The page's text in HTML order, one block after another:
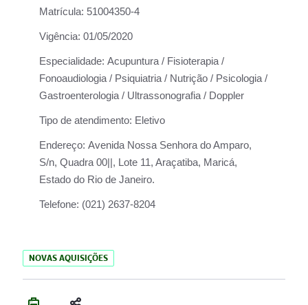
Matrícula: 51004350-4
Vigência: 01/05/2020
Especialidade: Acupuntura / Fisioterapia /
Fonoaudiologia / Psiquiatria / Nutrição / Psicologia /
Gastroenterologia / Ultrassonografia / Doppler
Tipo de atendimento: Eletivo
Endereço: Avenida Nossa Senhora do Amparo,
S/n, Quadra 00||, Lote 11, Araçatiba, Maricá,
Estado do Rio de Janeiro.
Telefone: (021) 2637-8204
NOVAS AQUISIÇÕES